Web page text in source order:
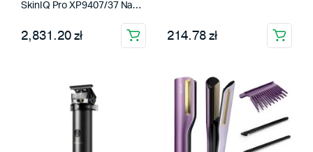
SkinIQ Pro XP9407/37 Na
2,831.20 zł 214.78 zł